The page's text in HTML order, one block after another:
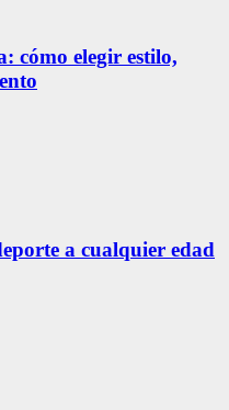
cómo elegir estilo,
a cualquier edad